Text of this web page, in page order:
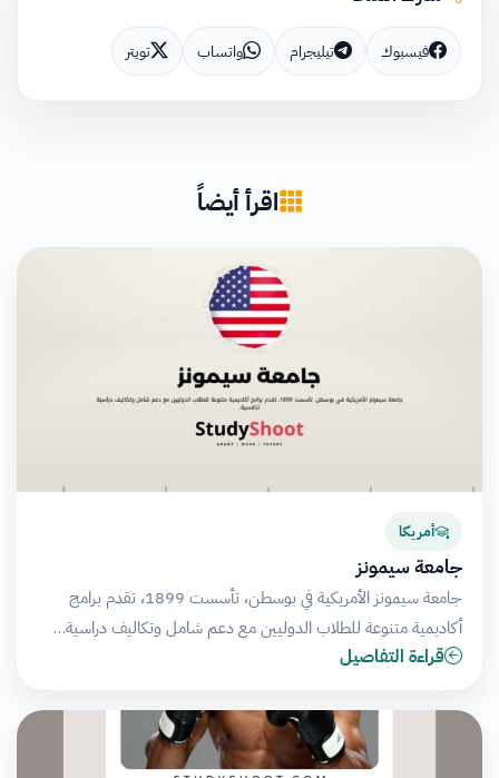
فيسبوك تيليجرام واتساب تويتر
اقرأ أيضاً
أمريكا
جامعة سيمونز
جامعة سيمونز الأمريكية في بوسطن، تأسست 1899، تقدم برامج
أكاديمية متنوعة للطلاب الدوليين مع دعم شامل وتكاليف دراسية…
قراءة التفاصيل